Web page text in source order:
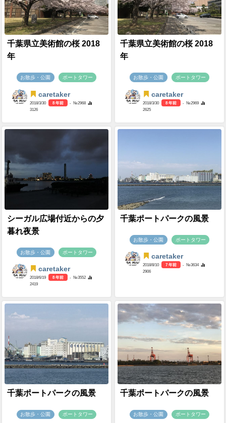
千葉県立美術館の桜 2018
年
お散歩・公園 ポートタワー
caretaker
2018/3/30 8 年前
- №2968
3126
千葉県立美術館の桜 2018
年
お散歩・公園 ポートタワー
caretaker
2018/3/30 8 年前
- №2969
2625
シーガル広場付近からの夕
暮れ夜景
お散歩・公園 ポートタワー
caretaker
2018/6/19 8 年前
- №3552
2419
千葉ポートパークの風景
お散歩・公園 ポートタワー
caretaker
2018/8/10 7 年前
- №3634
2906
千葉ポートパークの風景
お散歩・公園 ポートタワー
千葉ポートパークの風景
お散歩・公園 ポートタワー